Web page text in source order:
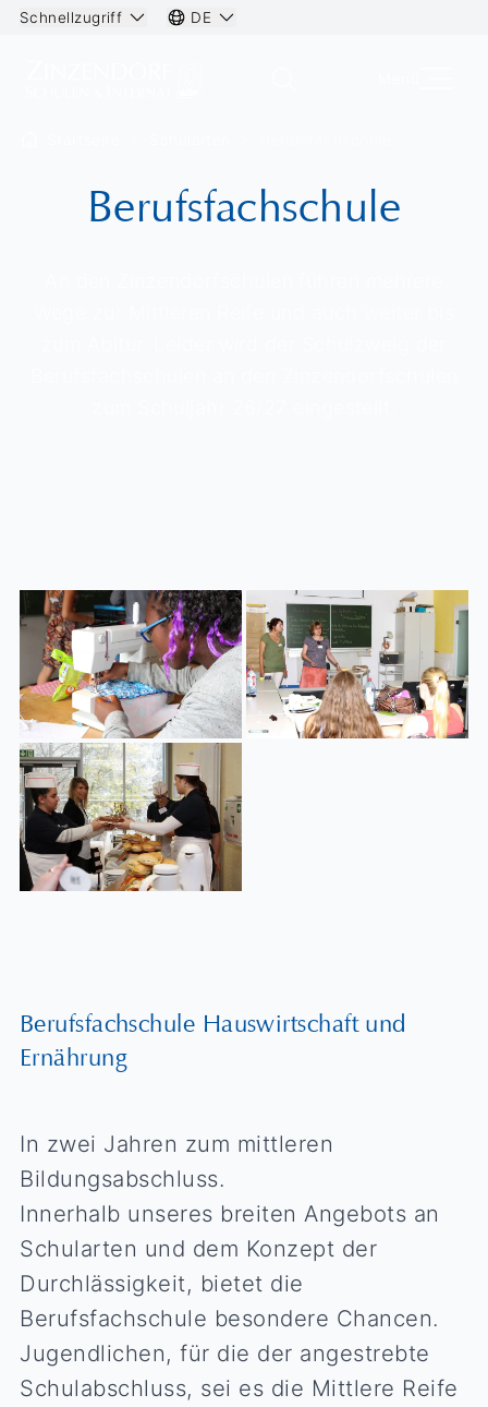
Schnellzugriff DE
Berufsfachschule
Berufsfachschule Hauswirtschaft und
Ernährung
In zwei Jahren zum mittleren
Bildungsabschluss.
Innerhalb unseres breiten Angebots an
Schularten und dem Konzept der
Durchlässigkeit, bietet die
Berufsfachschule besondere Chancen.
Jugendlichen, für die der angestrebte
Schulabschluss, sei es die Mittlere Reife